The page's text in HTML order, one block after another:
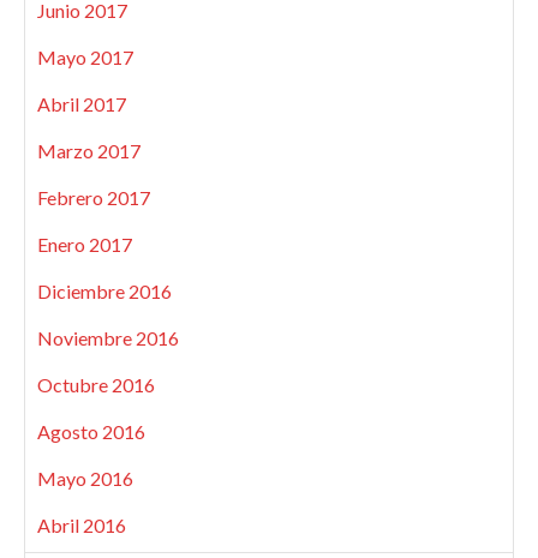
Junio 2017
Mayo 2017
Abril 2017
Marzo 2017
Febrero 2017
Enero 2017
Diciembre 2016
Noviembre 2016
Octubre 2016
Agosto 2016
Mayo 2016
Abril 2016